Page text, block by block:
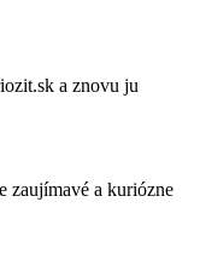
a znovu ju
zaujímavé a kuriózne